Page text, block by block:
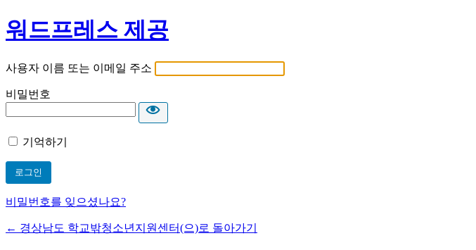
워드프레스 제공
사용자 이름 또는 이메일 주소
비밀번호
기억하기
비밀번호를 잊으셨나요?
← 경상남도 학교밖청소년지원센터(으)로 돌아가기